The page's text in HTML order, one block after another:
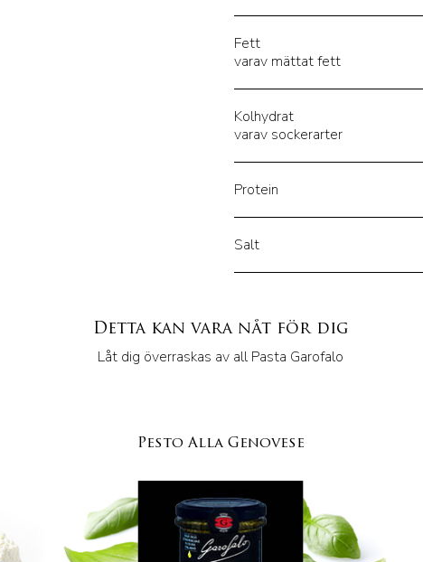
Fett
varav mättat fett
Kolhydrat
varav sockerarter
Protein
Salt
Detta kan vara nåt för dig
Låt dig överraskas av all Pasta Garofalo
Pesto Alla Genovese